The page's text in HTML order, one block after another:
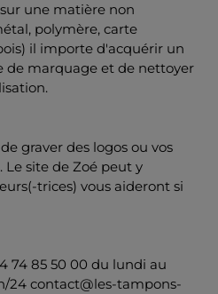
une matière non
polymère, carte
il importe d'acquérir un
de marquage et de nettoyer
graver des logos ou vos
Le site de Zoé peut y
trices) vous aideront si
74 85 50 00 du lundi au
24 contact@les-tampons-